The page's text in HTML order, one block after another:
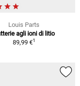
Louis Parts
agli ioni di litio
89,99 €1